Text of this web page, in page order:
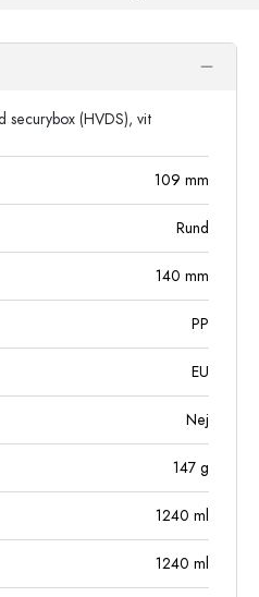
securybox (HVDS), vit
109 mm
Rund
140 mm
PP
EU
Nej
147 g
1240 ml
1240 ml